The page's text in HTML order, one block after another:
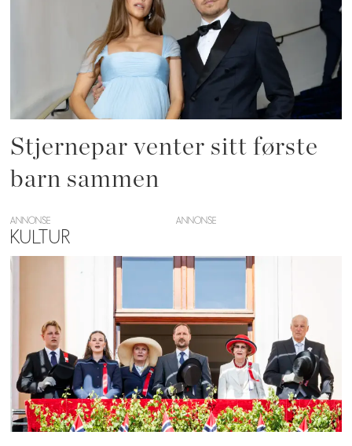
Stjernepar venter sitt første
barn sammen
ANNONSE
KULTUR